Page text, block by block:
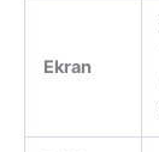
Ekran